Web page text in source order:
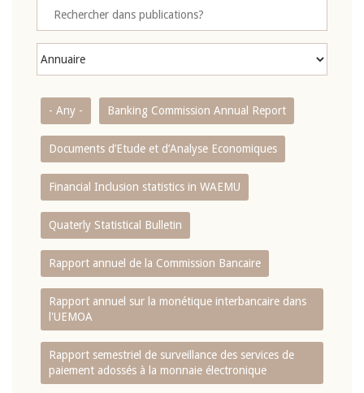
- Any - Banking Commission Annual Report
Documents d’Etude et d’Analyse Economiques
Financial Inclusion statistics in WAEMU
Quaterly Statistical Bulletin
Rapport annuel de la Commission Bancaire
Rapport annuel sur la monétique interbancaire dans
l'UEMOA
Rapport semestriel de surveillance des services de
paiement adossés à la monnaie électronique